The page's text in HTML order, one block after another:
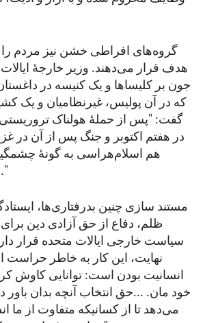
گروه‌های افراطی خشن نیز مردم
هدف قرار می‌دهند. وزیر خارجهٔ
جون بر کلیسا‌ها و یک کنیسه در
که در آن پولیس، غیرنظامیان و یک
گفت: "پس از حملهٔ هولناک
در هفتم اکتوبر و جنگ پس از آن در
هم اسلام‌هراسی به گونهٔ
افزایش یافته است."
مستند سازی چنین بدرفتاری‌ها،
ظلم، دفاع از حق آزادی دین
سیاست خارجی ایالات متحده قرار
نهایت، این کار به خاطر
انسانیت بودن است: توانایی کاوش
خود مان. ...حق انتخاب آنچه بدان باور
می‌دهد تا از کسانیکه متفاوت از ما